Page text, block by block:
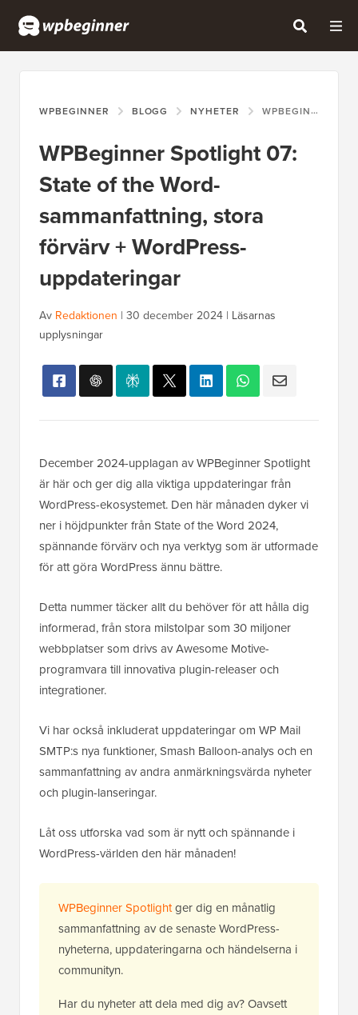
WPBEGINNER BLOGG NYHETER WPBEGINNER SPOTLIGHT 07: STATE OF THE WORD-SAMMANFATTNING, STORA FÖRVÄRV + WORDPRESS-UPPDATERINGAR
WPBeginner Spotlight 07:
State of the Word-
sammanfattning, stora
förvärv + WordPress-
uppdateringar
Av Redaktionen | 30 december 2024 | Läsarnas
upplysningar
December 2024-upplagan av WPBeginner Spotlight
är här och ger dig alla viktiga uppdateringar från
WordPress-ekosystemet. Den här månaden dyker vi
ner i höjdpunkter från State of the Word 2024,
spännande förvärv och nya verktyg som är utformade
för att göra WordPress ännu bättre.
Detta nummer täcker allt du behöver för att hålla dig
informerad, från stora milstolpar som 30 miljoner
webbplatser som drivs av Awesome Motive-
programvara till innovativa plugin-releaser och
integrationer.
Vi har också inkluderat uppdateringar om WP Mail
SMTP:s nya funktioner, Smash Balloon-analys och en
sammanfattning av andra anmärkningsvärda nyheter
och plugin-lanseringar.
Låt oss utforska vad som är nytt och spännande i
WordPress-världen den här månaden!
WPBeginner Spotlightger dig en månatlig
sammanfattning av de senaste WordPress-
nyheterna, uppdateringarna och händelserna i
communityn.
Har du nyheter att dela med dig av? Oavsett